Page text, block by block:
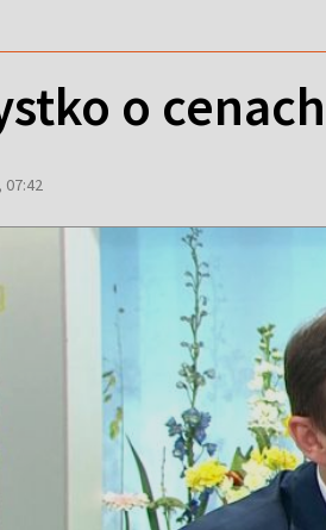
o
07:42